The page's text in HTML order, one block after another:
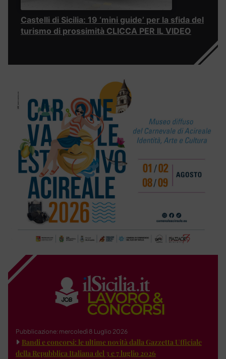
Castelli di Sicilia: 19 ‘mini guide’ per la sfida del
turismo di prossimità CLICCA PER IL VIDEO
Pubblicazione: mercoledì 8 Luglio 2026
Bandi e concorsi: le ultime novità dalla Gazzetta Ufficiale
della Repubblica Italiana del 3 e 7 luglio 2026